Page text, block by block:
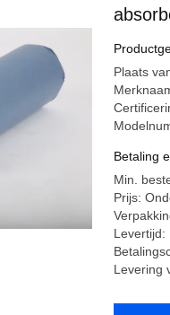
Plaats
Betaling
Min.
Prijs:
Levertijd:
Levering